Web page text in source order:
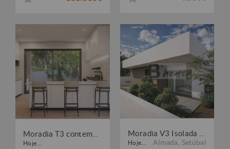
Hoje... Hoje... Almada Setúbal